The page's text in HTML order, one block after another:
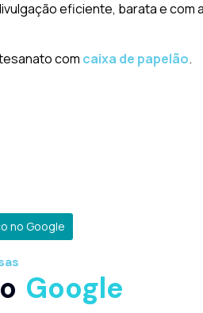
eficiente, barata e com
com caixa de papelão.
no Google
Google